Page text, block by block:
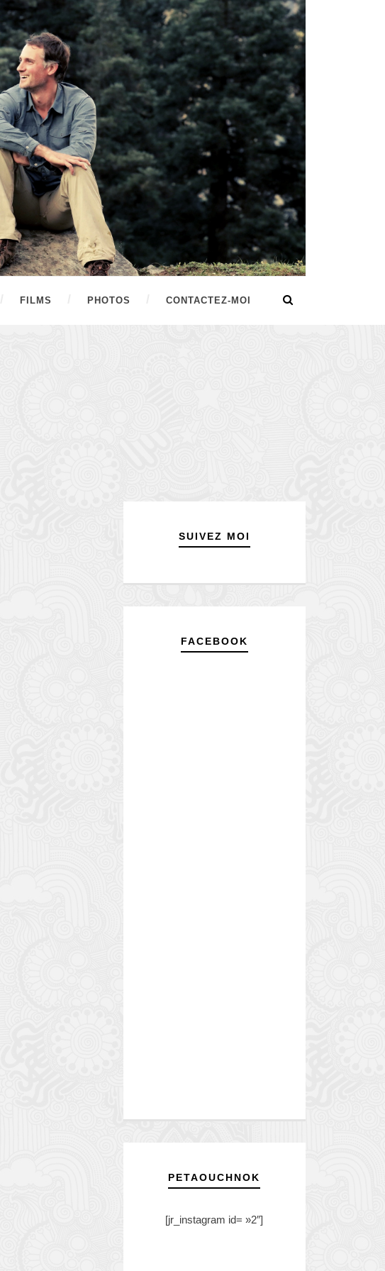
FILMS PHOTOS CONTACTEZ-MOI
SUIVEZ MOI
FACEBOOK
PETAOUCHNOK
[jr_instagram id= »2″]